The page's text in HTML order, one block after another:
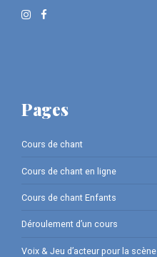
Pages
Cours de chant
Cours de chant en ligne
Cours de chant Enfants
Déroulement d’un cours
Voix & Jeu d’acteur pour la scène